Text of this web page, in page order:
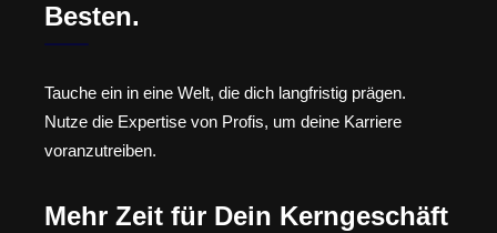
Besten.
Tauche ein in eine Welt, die dich langfristig prägen.
Nutze die Expertise von Profis, um deine Karriere
voranzutreiben.
Mehr Zeit für Dein Kerngeschäft